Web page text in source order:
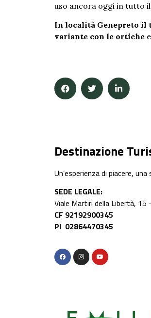
uso ancora oggi in tutto
In località Genepreto il
variante con le ortiche
Destinazione
Un’esperienza di piacere,
SEDE LEGALE:
Viale Martiri della Libertà, 15
CF 92192900345
PI 02864470345